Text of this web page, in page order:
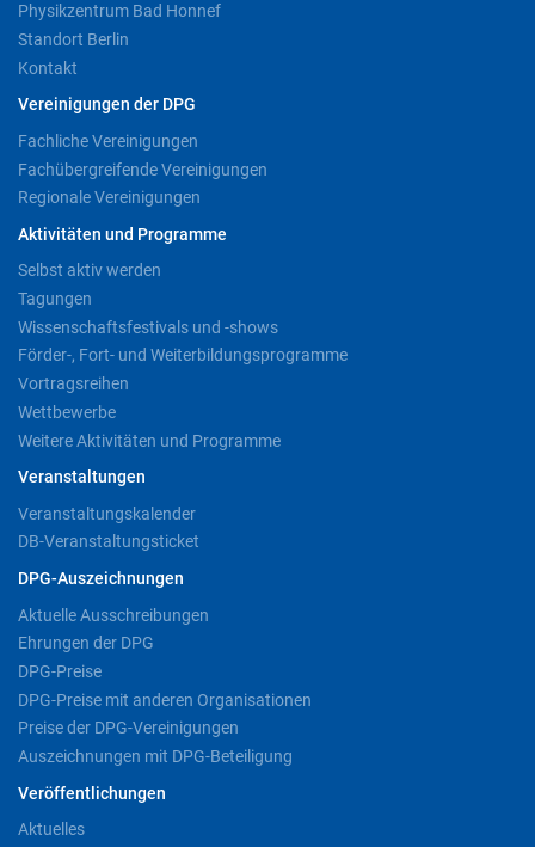
Physikzentrum Bad Honnef
Standort Berlin
Kontakt
Vereinigungen der DPG
Fachliche Vereinigungen
Fachübergreifende Vereinigungen
Regionale Vereinigungen
Aktivitäten und Programme
Selbst aktiv werden
Tagungen
Wissenschaftsfestivals und -shows
Förder-, Fort- und Weiterbildungsprogramme
Vortragsreihen
Wettbewerbe
Weitere Aktivitäten und Programme
Veranstaltungen
Veranstaltungskalender
DB-Veranstaltungsticket
DPG-Auszeichnungen
Aktuelle Ausschreibungen
Ehrungen der DPG
DPG-Preise
DPG-Preise mit anderen Organisationen
Preise der DPG-Vereinigungen
Auszeichnungen mit DPG-Beteiligung
Veröffentlichungen
Aktuelles